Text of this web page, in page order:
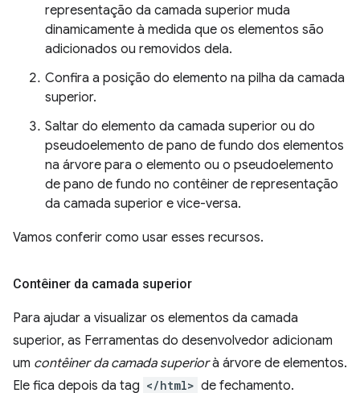
representação da camada superior muda
dinamicamente à medida que os elementos são
adicionados ou removidos dela.
Confira a posição do elemento na pilha da camada
superior.
Saltar do elemento da camada superior ou do
pseudoelemento de pano de fundo dos elementos
na árvore para o elemento ou o pseudoelemento
de pano de fundo no contêiner de representação
da camada superior e vice-versa.
Vamos conferir como usar esses recursos.
Contêiner da camada superior
Para ajudar a visualizar os elementos da camada
superior, as Ferramentas do desenvolvedor adicionam
um contêiner da camada superiorà árvore de elementos.
Ele fica depois da tag </html> de fechamento.